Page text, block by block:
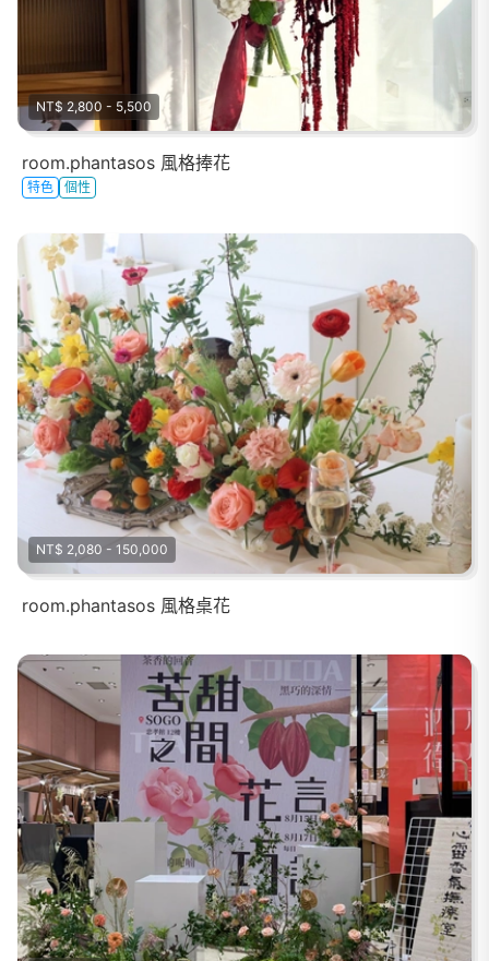
NT$ 2,800 - 5,500
room.phantasos 風格捧花
特色 個性
NT$ 2,080 - 150,000
room.phantasos 風格桌花